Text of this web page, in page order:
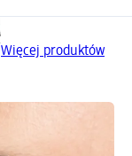
Więcej produktów